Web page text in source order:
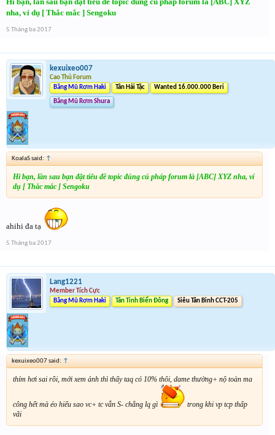
nha, ví dụ [ Thắc mắc ] Sengoku
5 Tháng ba 2017
kexuixeo007
Cao Thủ Forum
Băng Mũ Rơm Haki
Tân Hải Tặc Wanted 16.000.000 Beri
Băng Mũ Rơm Shura
KoalaS said: ↑
Hi bạn, lần sau bạn đặt tiêu đề topic đúng cú pháp forum là [ABC] XYZ nha, ví
dụ [ Thắc mắc ] Sengoku
ahihi đa tạ
5 Tháng ba 2017
Lang1221
Member Tích Cực
Băng Mũ Rơm Haki
Tân Tinh Biển Đông Siêu Tân Binh CCT-205
kexuixeo007 said: ↑
thím hơi sai rồi, mới xem ảnh thì thấy taq có 10% thôi, dame thường+ nộ toàn ma
công hết mà éo hiểu sao vc+ tc vẫn S- chẳng lq gì
trong khi vp tcp thấp
vãi